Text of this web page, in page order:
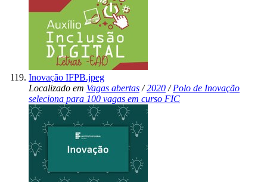
Inovação IFPB.jpeg
Localizado em Vagas abertas /2020 /Polo de Inovação
seleciona para 100 vagas em curso FIC